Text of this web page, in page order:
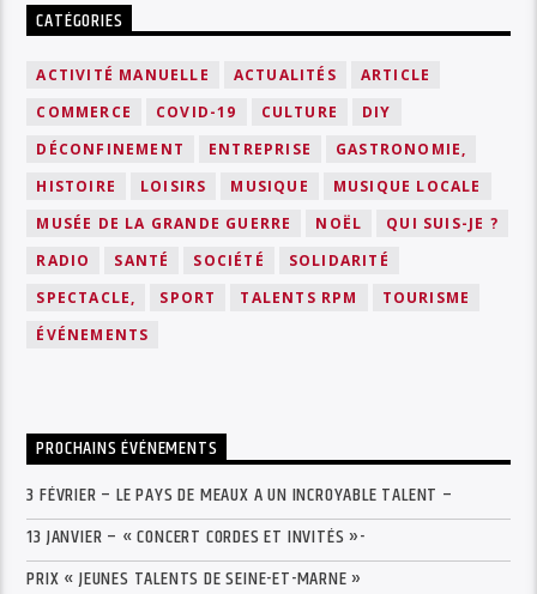
CATÉGORIES
ACTIVITÉ MANUELLE ACTUALITÉS
ARTICLE
COMMERCE
COVID-19 CULTURE
DIY
DÉCONFINEMENT
ENTREPRISE
GASTRONOMIE,
HISTOIRE
LOISIRS MUSIQUE
MUSIQUE LOCALE
MUSÉE DE LA GRANDE GUERRE
NOËL
QUI SUIS-JE ?
RADIO
SANTÉ SOCIÉTÉ
SOLIDARITÉ
SPECTACLE,
SPORT TALENTS RPM
TOURISME
ÉVÉNEMENTS
PROCHAINS ÉVÉNEMENTS
3 FÉVRIER – LE PAYS DE MEAUX A UN INCROYABLE TALENT –
13 JANVIER – « CONCERT CORDES ET INVITÉS »-
PRIX « JEUNES TALENTS DE SEINE-ET-MARNE »